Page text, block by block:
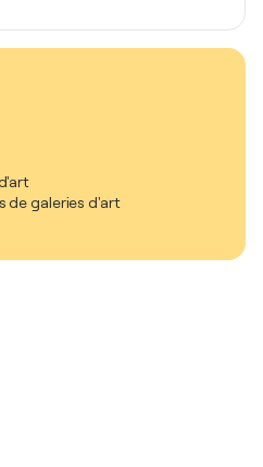
de galeries d'art